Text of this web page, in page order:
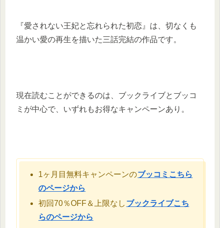
『愛されない王妃と忘れられた初恋』は、切なくも
温かい愛の再生を描いた三話完結の作品です。
現在読むことができるのは、ブックライブとブッコ
ミが中心で、いずれもお得なキャンペーンあり。
1ヶ月目無料キャンペーンのブッコミこちら
のページから
初回70％OFF＆上限なし ブックライブこち
らのページから